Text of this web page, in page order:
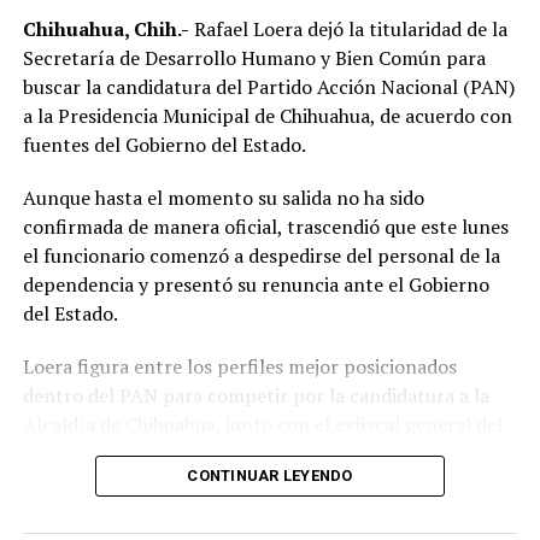
Chihuahua, Chih.- Rafael Loera dejó la titularidad de la
Secretaría de Desarrollo Humano y Bien Común para
buscar la candidatura del Partido Acción Nacional (PAN)
a la Presidencia Municipal de Chihuahua, de acuerdo con
fuentes del Gobierno del Estado.
Aunque hasta el momento su salida no ha sido
confirmada de manera oficial, trascendió que este lunes
el funcionario comenzó a despedirse del personal de la
dependencia y presentó su renuncia ante el Gobierno
del Estado.
Loera figura entre los perfiles mejor posicionados
dentro del PAN para competir por la candidatura a la
Estado, César Jáuregui Moreno, quien también aparece
como uno de los principales aspirantes.
CONTINUAR LEYENDO